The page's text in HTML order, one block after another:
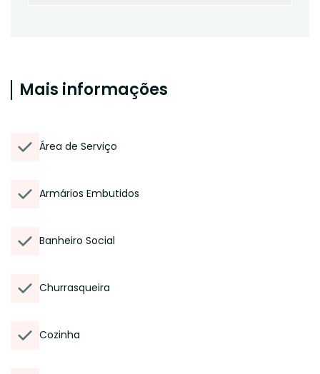
Mais informações
Área de Serviço
Armários Embutidos
Banheiro Social
Churrasqueira
Cozinha